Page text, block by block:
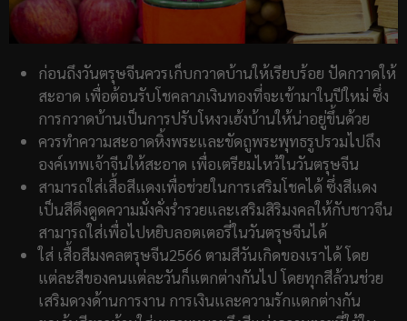
ก่อนถึงวันตรุษจีนควรเก็บกวาดบ้านให้เรียบร้อย ปัดกวาดให้
สะอาด เพื่อต้อนรับโชคลาภเงินทองที่จะเข้ามาในปีใหม่ ซึ่ง
การกวาดบ้านเป็นการปรับโหงวเฮ้งบ้านให้น่าอยู่ขึ้นด้วย
ควรทำความสะอาดหิ้งพระและขัดถูพระพุทธรูปรวมไปถึง
องค์เทพเจ้าจีนให้สะอาด เพื่อเตรียมไหว้ในวันตรุษจีน
สามารถใส่เสื้อสีแดงเพื่อช่วยในการเสริมโชคได้ ซึ่งสีแดง
เป็นสีดึงดูดความมั่งคั่งร่ำรวยและเสริมสิริมงคลให้กับชาวจีน
สามารถใส่เพื่อไปหยิบลอตเตอรี่ในวันตรุษจีนได้
ใส่ เสื้อสีมงคลตรุษจีน2566 ตามสีวันเกิดของเราได้ โดย
แต่ละสีของคนแต่ละวันก็แตกต่างกันไป โดยทุกสีล้วนช่วย
เสริมดวงด้านการงาน การเงินและความรักแตกต่างกัน